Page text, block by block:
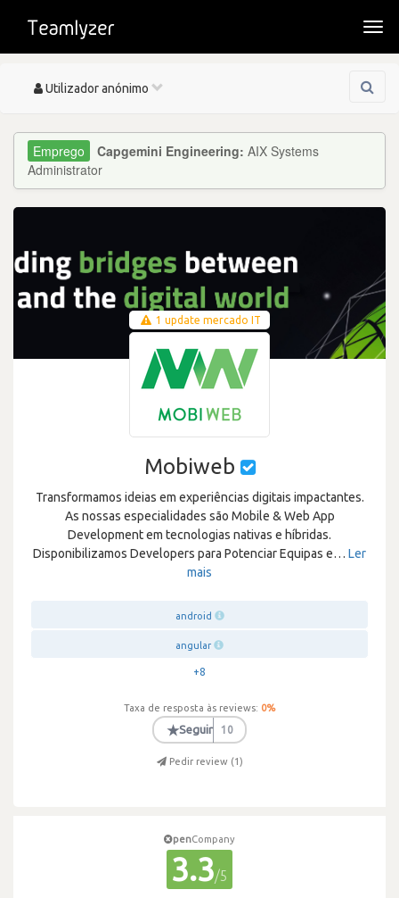
Toggle
Utilizador anónimo
Capgemini Engineering: AIX Systems
Administrator
1 update mercado IT
Mobiweb
Transformamos ideias em experiências digitais impactantes.
As nossas especialidades são Mobile & Web App
Development em tecnologias nativas e híbridas.
Disponibilizamos Developers para Potenciar Equipas e… Ler
mais
android
angular
+8
Taxa de resposta às reviews: 0%
★Seguir 10
Pedir review (1)
penCompany
3.3/5